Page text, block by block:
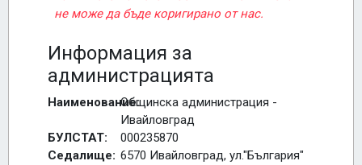
не може да бъде коригирано от нас.
Информация за
администрацията
Наименование:Общинска администрация -
Ивайловград
БУЛСТАТ:
000235870
Седалище: 6570 Ивайловград, ул."България"